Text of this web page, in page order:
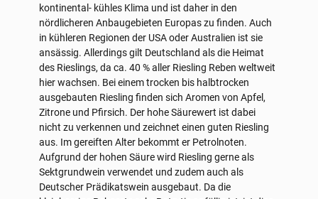
kontinental- kühles Klima und ist daher in den
nördlicheren Anbaugebieten Europas zu finden. Auch
in kühleren Regionen der USA oder Australien ist sie
ansässig. Allerdings gilt Deutschland als die Heimat
des Rieslings, da ca. 40 % aller Riesling Reben weltweit
hier wachsen. Bei einem trocken bis halbtrocken
ausgebauten Riesling finden sich Aromen von Apfel,
Zitrone und Pfirsich. Der hohe Säurewert ist dabei
nicht zu verkennen und zeichnet einen guten Riesling
aus. Im gereiften Alter bekommt er Petrolnoten.
Aufgrund der hohen Säure wird Riesling gerne als
Sektgrundwein verwendet und zudem auch als
Deutscher Prädikatswein ausgebaut. Da die